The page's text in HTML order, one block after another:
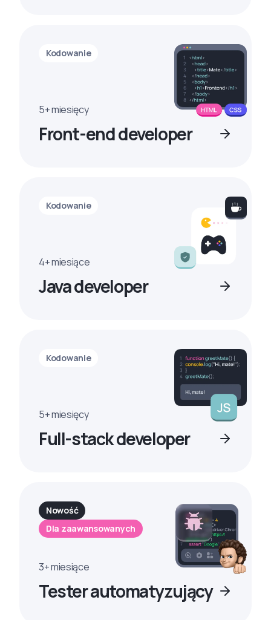
Kodowanie
5+ miesięcy
Front-end developer
Kodowanie
4+ miesiące
Java developer
Kodowanie
5+ miesięcy
Full-stack developer
Nowość
Dla zaawansowanych
3+ miesiące
Tester automatyzujący